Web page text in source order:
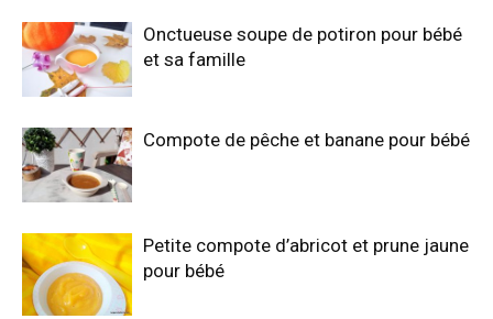
Onctueuse soupe de potiron pour bébé
et sa famille
Compote de pêche et banane pour bébé
Petite compote d’abricot et prune jaune
pour bébé